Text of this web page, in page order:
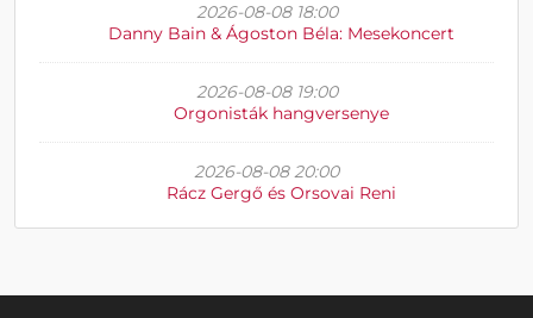
2026-08-08 18:00
Danny Bain & Ágoston Béla: Mesekoncert
2026-08-08 19:00
Orgonisták hangversenye
2026-08-08 20:00
Rácz Gergő és Orsovai Reni